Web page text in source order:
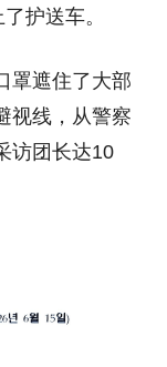
护送车。
罩遮住了大部
视线，从警察
访团长达10